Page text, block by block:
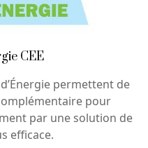
CEE
permettent de
pour
par une solution de
efficace.